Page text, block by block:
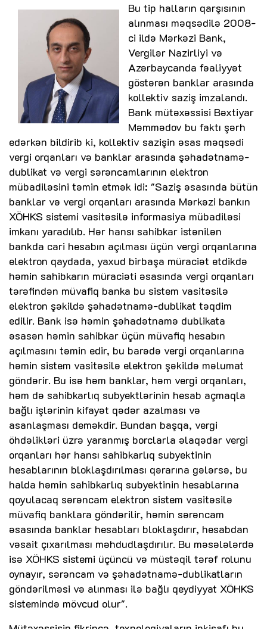
Bu tip halların qarşısının
alınması məqsədilə 2008-
ci ildə Mərkəzi Bank,
Vergilər Nazirliyi və
Azərbaycanda fəaliyyət
göstərən banklar arasında
kollektiv saziş imzalandı.
Bank mütəxəssisi Bəxtiyar
Məmmədov bu faktı şərh
edərkən bildirib ki, kollektiv sazişin əsas məqsədi
vergi orqanları və banklar arasında şəhadətnamə-
dublikat və vergi sərəncamlarının elektron
mübadiləsini təmin etmək idi: "Saziş əsasında bütün
banklar və vergi orqanları arasında Mərkəzi bankın
XÖHKS sistemi vasitəsilə informasiya mübadiləsi
imkanı yaradılıb. Hər hansı sahibkar istənilən
bankda cari hesabın açılması üçün vergi orqanlarına
elektron qaydada, yaxud birbaşa müraciət etdikdə
həmin sahibkarın müraciəti əsasında vergi orqanları
tərəfindən müvafiq banka bu sistem vasitəsilə
elektron şəkildə şəhadətnamə-dublikat təqdim
edilir. Bank isə həmin şəhadətnamə dublikata
əsasən həmin sahibkar üçün müvafiq hesabın
açılmasını təmin edir, bu barədə vergi orqanlarına
həmin sistem vasitəsilə elektron şəkildə məlumat
göndərir. Bu isə həm banklar, həm vergi orqanları,
həm də sahibkarlıq subyektlərinin hesab açmaqla
bağlı işlərinin kifayət qədər azalması və
asanlaşması deməkdir. Bundan başqa, vergi
öhdəlikləri üzrə yaranmış borclarla əlaqədar vergi
orqanları hər hansı sahibkarlıq subyektinin
hesablarının bloklaşdırılması qərarına gələrsə, bu
halda həmin sahibkarlıq subyektinin hesablarına
qoyulacaq sərəncam elektron sistem vasitəsilə
müvafiq banklara göndərilir, həmin sərəncam
əsasında banklar hesabları bloklaşdırır, hesabdan
vəsait çıxarılması məhdudlaşdırılır. Bu məsələlərdə
isə XÖHKS sistemi üçüncü və müstəqil tərəf rolunu
oynayır, sərəncam və şəhadətnamə-dublikatların
göndərilməsi və alınması ilə bağlı qeydiyyat XÖHKS
sistemində mövcud olur".